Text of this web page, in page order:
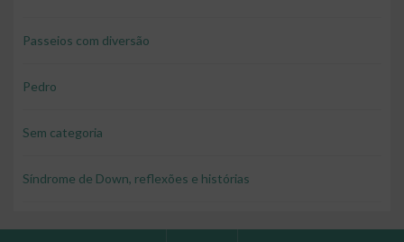
Passeios com diversão
Pedro
Sem categoria
Síndrome de Down, reflexões e histórias